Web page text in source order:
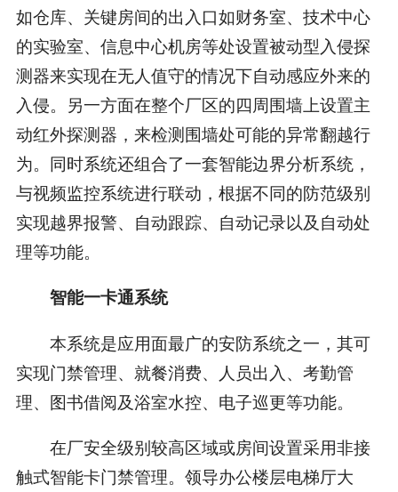
如仓库、关键房间的出入口如财务室、技术中心
的实验室、信息中心机房等处设置被动型入侵探
测器来实现在无人值守的情况下自动感应外来的
入侵。另一方面在整个厂区的四周围墙上设置主
动红外探测器，来检测围墙处可能的异常翻越行
为。同时系统还组合了一套智能边界分析系统，
与视频监控系统进行联动，根据不同的防范级别
实现越界报警、自动跟踪、自动记录以及自动处
理等功能。
智能一卡通系统
本系统是应用面最广的安防系统之一，其可
实现门禁管理、就餐消费、人员出入、考勤管
理、图书借阅及浴室水控、电子巡更等功能。
在厂安全级别较高区域或房间设置采用非接
触式智能卡门禁管理。领导办公楼层电梯厅大